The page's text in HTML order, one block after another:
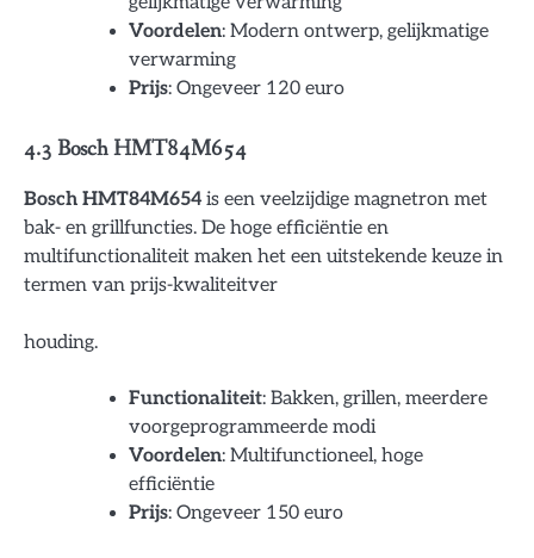
Voordelen: Modern ontwerp, gelijkmatige
verwarming
Prijs: Ongeveer 120 euro
4.3 Bosch HMT84M654
Bosch HMT84M654 is een veelzijdige magnetron met
bak- en grillfuncties. De hoge efficiëntie en
multifunctionaliteit maken het een uitstekende keuze in
termen van prijs-kwaliteitver
houding.
Functionaliteit: Bakken, grillen, meerdere
voorgeprogrammeerde modi
Voordelen: Multifunctioneel, hoge
efficiëntie
Prijs: Ongeveer 150 euro